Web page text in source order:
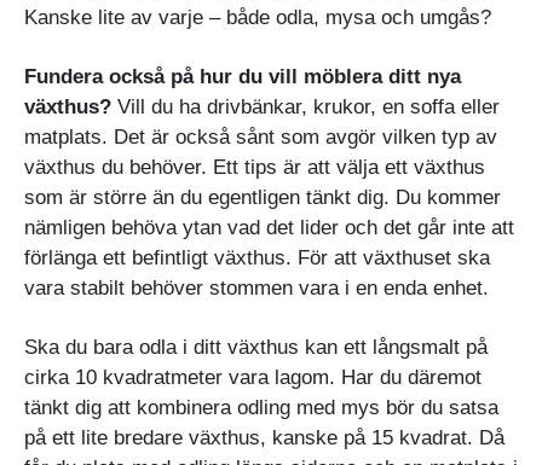
Kanske lite av varje – både odla, mysa och umgås?
Fundera också på hur du vill möblera ditt nya
växthus? Vill du ha drivbänkar, krukor, en soffa eller
matplats. Det är också sånt som avgör vilken typ av
växthus du behöver. Ett tips är att välja ett växthus
som är större än du egentligen tänkt dig. Du kommer
nämligen behöva ytan vad det lider och det går inte att
förlänga ett befintligt växthus. För att växthuset ska
vara stabilt behöver stommen vara i en enda enhet.
Ska du bara odla i ditt växthus kan ett långsmalt på
cirka 10 kvadratmeter vara lagom. Har du däremot
tänkt dig att kombinera odling med mys bör du satsa
på ett lite bredare växthus, kanske på 15 kvadrat. Då